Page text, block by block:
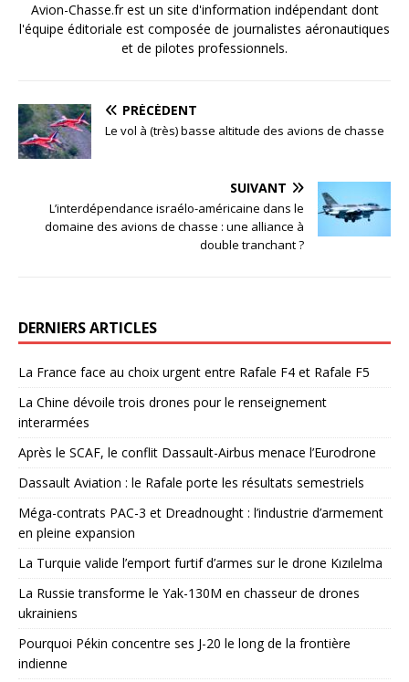
Avion-Chasse.fr est un site d'information indépendant dont
l'équipe éditoriale est composée de journalistes aéronautiques
et de pilotes professionnels.
PRÉCÉDENT
Le vol à (très) basse altitude des avions de chasse
SUIVANT
L’interdépendance israélo-américaine dans le
domaine des avions de chasse : une alliance à
double tranchant ?
DERNIERS ARTICLES
La France face au choix urgent entre Rafale F4 et Rafale F5
La Chine dévoile trois drones pour le renseignement
interarmées
Après le SCAF, le conflit Dassault-Airbus menace l’Eurodrone
Dassault Aviation : le Rafale porte les résultats semestriels
Méga-contrats PAC-3 et Dreadnought : l’industrie d’armement
en pleine expansion
La Turquie valide l’emport furtif d’armes sur le drone Kızılelma
La Russie transforme le Yak-130M en chasseur de drones
ukrainiens
Pourquoi Pékin concentre ses J-20 le long de la frontière
indienne